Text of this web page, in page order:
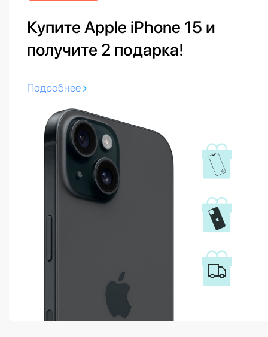
Купите Apple iPhone 15 и
получите 2 подарка!
Подробнее